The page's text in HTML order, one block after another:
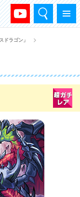
メニュー
検索
ドラゴン」